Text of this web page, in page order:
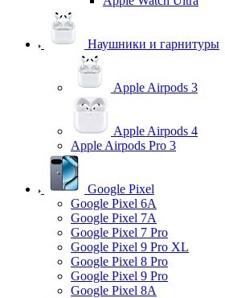
Наушники и гарнитуры
Apple Airpods 3
Apple Airpods 4
Apple Airpods Pro 3
Google Pixel
Google Pixel 6A
Google Pixel 7А
Google Pixel 7 Pro
Google Pixel 9 Pro XL
Google Pixel 8 Pro
Google Pixel 9 Pro
Google Pixel 8A